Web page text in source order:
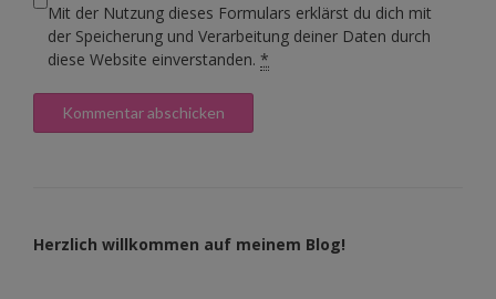
Mit der Nutzung dieses Formulars erklärst du dich mit
der Speicherung und Verarbeitung deiner Daten durch
diese Website einverstanden. *
Herzlich willkommen auf meinem Blog!